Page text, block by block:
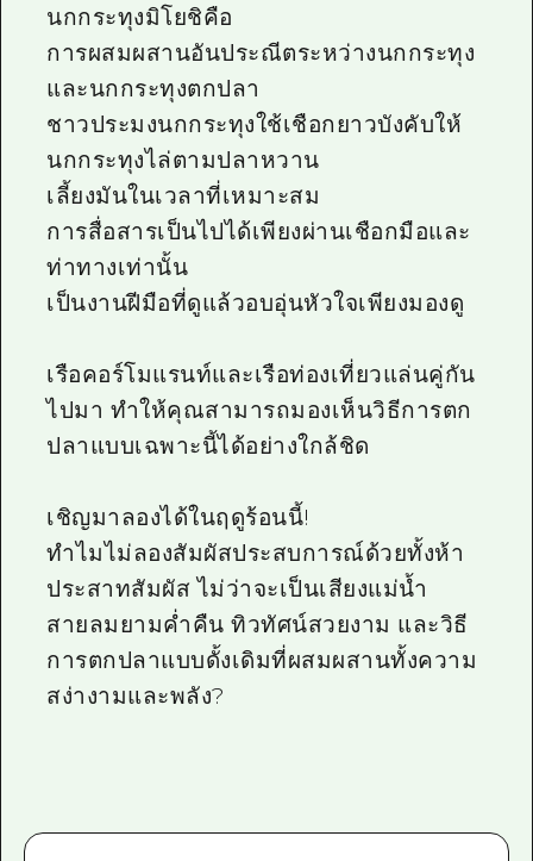
นกกระทุงมิโยชิคือ
การผสมผสานอันประณีตระหว่างนกกระทุง
และนกกระทุงตกปลา
ชาวประมงนกกระทุงใช้เชือกยาวบังคับให้
นกกระทุงไล่ตามปลาหวาน
เลี้ยงมันในเวลาที่เหมาะสม
การสื่อสารเป็นไปได้เพียงผ่านเชือกมือและ
ท่าทางเท่านั้น
เป็นงานฝีมือที่ดูแล้วอบอุ่นหัวใจเพียงมองดู
เรือคอร์โมแรนท์และเรือท่องเที่ยวแล่นคู่กัน
ไปมา ทำให้คุณสามารถมองเห็นวิธีการตก
ปลาแบบเฉพาะนี้ได้อย่างใกล้ชิด
เชิญมาลองได้ในฤดูร้อนนี้!
ทำไมไม่ลองสัมผัสประสบการณ์ด้วยทั้งห้า
ประสาทสัมผัส ไม่ว่าจะเป็นเสียงแม่น้ำ
สายลมยามค่ำคืน ทิวทัศน์สวยงาม และวิธี
การตกปลาแบบดั้งเดิมที่ผสมผสานทั้งความ
สง่างามและพลัง?